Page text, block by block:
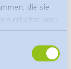
die sie
erhalten oder
oder